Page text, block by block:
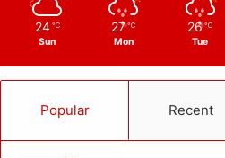
24 ℃
Sun
27 ℃
Mon
26 ℃
Tue
Popular Recent